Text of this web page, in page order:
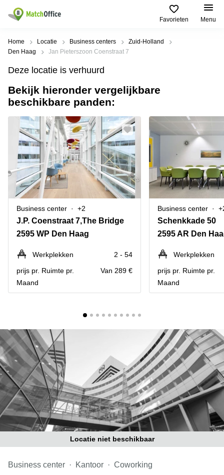
Favorieten Menu
Huren / Verhuren
Productpagina's
Kantoorruimten
Business
Flexplekken
Coworking
Spaces
Vergaderruimten
Virtueel
Kantoor
Bedrijfsruimte
Populaire
Steden
Alkmaar
Oost
Amsterdam
Westpoort
Bergen
op
Zoom
Amersfoort
Breda
Hengelo
Hilversum
Hoofddorp
Deventer
Tilburg
Zwolle
Amsterdam
Westpoort
Populaire
zoekopdrachten
Kantoorruimte
in Breda
Kantoor
huren
Bergen
Zoom
Kantoor
huren
Tiel
Kantoor
huren
Reeuwijk
Business
Arnhem
Business
center
Hilversum
Business
center
Den
Haag
Coworking
Breda
Coworking
Help
Over ons
Voeg je kantoorruimte toe
Huurprijs
Log in
Home Locatie Business centers
Zuid-Holland
Den Haag
Jan Pieterszoon Coenstraat 7
Deze locatie is verhuurd
Bekijk hieronder vergelijkbare
beschikbare panden:
Business center +2
J.P. Coenstraat 7,The Bridge
2595 WP Den Haag
Werkplekken
2 - 54
prijs pr. Ruimte pr.
Maand
Van 289 €
Business center
Schenkkade 50
2595 AR Den
Werkplekken
prijs pr. Ruimte pr.
Maand
Locatie niet beschikbaar
Business center Kantoor Coworking